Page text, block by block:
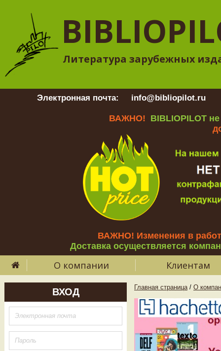
Литература зарубежных
Электронная почта: info@bibliopilot.ru
ВАЖНО! BIBLIOPILOT
ВАЖНО! Изменения в
Доставка осуществляется
О компании Клиентам
ВХОД Главная страница / О